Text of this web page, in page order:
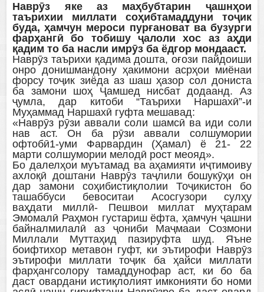
Наврӯз яке аз маҳбубтарин ҷашнҳои
таърихии миллати соҳибтамаддуни тоҷик
буда, ҳамчун мероси пурғановат ва бузурги
фарҳангӣ бо тобишу ҷалоли хос аз аҳди
қадим то ба насли имрӯз ба ёдгор мондааст.
Наврӯз таърихи қадима дошта, оғози пайдоиши
онро донишмандону ҳакимони асрҳои миёнаи
форсу тоҷик зиёда аз шаш ҳазор сол дониста
ба замони шоҳ Ҷамшед нисбат додаанд. Аз
ҷумла, дар китоби “Таърихи Наршахӣ”-и
Муҳаммад Наршахӣ гуфта мешавад:
«Наврӯз рӯзи аввали соли шамсӣ ва иди соли
нав аст. Он ба рӯзи аввали солшумории
офтобӣ1-уми Фарвардин (Ҳамал) ё 21- 22
марти солшумории мелодӣ рост меояд».
Бо далелҳои муътамад ва аҳамияти иҷтимоиву
ахлоқӣ доштани Наврӯз таҷлили бошукӯҳи он
дар замони соҳибистиқлолии Тоҷикистон бо
ташаббуси бевоситаи Асосгузори сулҳу
ваҳдати миллӣ- Пешвои миллат муҳтарам
Эмомалӣ Раҳмон густариш ёфта, ҳамчун ҷашни
байналмилалӣ аз ҷониби Маҷмааи Созмони
Миллали Муттаҳид пазируфта шуд. Яъне
боифтихор метавон гуфт, ки эътирофи Наврӯз
эътирофи миллати тоҷик ба ҳайси миллати
фарҳангсолору тамаддунофар аст, ки бо ба
даст овардани истиқлолият имконияти бо номи